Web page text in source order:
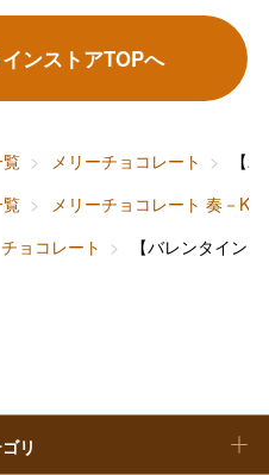
ンストアTOPへ
メリーチョコレート
【
メリーチョコレート 奏－
チョコレート 【バレンタイン
リ
ィー
ョン
キッズ
のギフト
祝い
返し
い
日
元
日